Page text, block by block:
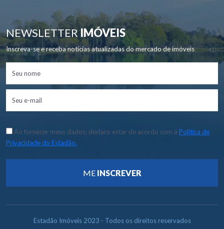
NEWSLETTERIMÓVEIS
Inscreva-se e receba notícias atualizadas do mercado de imóveis
Ao fornecer meus dados, declaro estar de acordo com a Política de
Privacidade do Estadão.
ME INSCREVER
Estadão Imóveis 2023 - Todos os direitos reservados